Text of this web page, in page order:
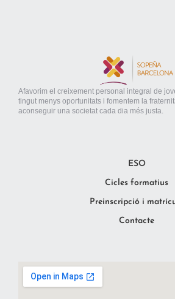
Afavorim el creixement personal integral de
tingut menys oportunitats i fomentem la
aconseguir una societat cada dia més justa.
ESO
Cicles formatius
Preinscripció i
Contacte